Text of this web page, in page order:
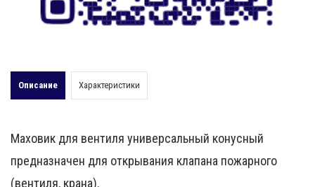
Описание Характеристики
Маховик для вентиля универсальный конусный
предназначен для открывания клапана пожарного
(вентиля, крана).